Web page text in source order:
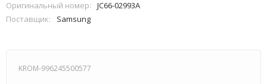
Оригинальный номер:
JC66-02993A
Поставщик:
Samsung
KROM-996245500577